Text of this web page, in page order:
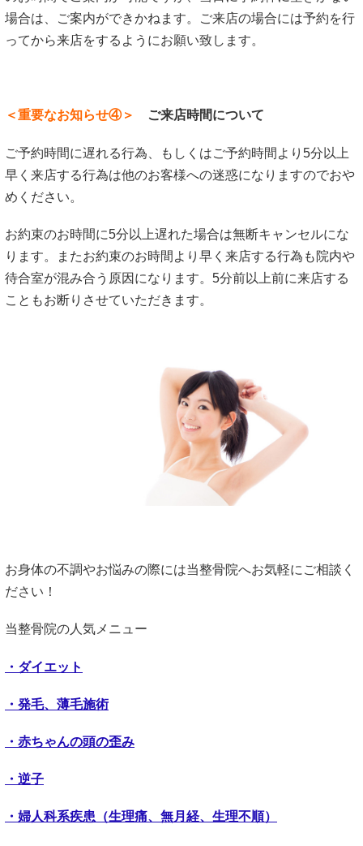
場合は、ご案内ができかねます。ご来店の場合には予約を行
ってから来店をするようにお願い致します。
＜重要なお知らせ④＞ ご来店時間について
ご予約時間に遅れる行為、もしくはご予約時間より5分以上
早く来店する行為は他のお客様への迷惑になりますのでおや
めください。
お約束のお時間に5分以上遅れた場合は無断キャンセルにな
ります。またお約束のお時間より早く来店する行為も院内や
待合室が混み合う原因になります。5分前以上前に来店する
こともお断りさせていただきます。
お身体の不調やお悩みの際には当整骨院へお気軽にご相談く
ださい！
当整骨院の人気メニュー
・ダイエット
・発毛、薄毛施術
・赤ちゃんの頭の歪み
・逆子
・婦人科系疾患（生理痛、無月経、生理不順）